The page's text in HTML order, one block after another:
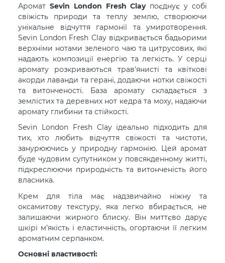
Аромат Sevin London Fresh Clayпоєднує у собі
свіжість природи та теплу землю, створюючи
унікальне відчуття гармонії та умиротворення.
Sevin London Fresh Clay відкривається бадьорими
верхніми нотами зеленого чаю та цитрусових, які
надають композиції енергію та легкість. У серці
аромату розкриваються трав'янисті та квіткові
акорди лаванди та герані, додаючи нотки свіжості
та витонченості. База аромату складається з
землістих та деревних нот кедра та моху, надаючи
аромату глибини та стійкості.
Sevin London Fresh Clay ідеально підходить для
тих, хто любить відчуття свіжості та чистоти,
занурюючись у природну гармонію. Цей аромат
буде чудовим супутником у повсякденному житті,
підкреслюючи природність та витонченість його
власника.
Крем для тіла має надзвичайно ніжну та
оксамитову текстуру, яка легко вбирається, не
залишаючи жирного блиску. Він миттєво дарує
шкірі м’якість і еластичність, огортаючи її легким
ароматним серпанком.
Основні властивості: